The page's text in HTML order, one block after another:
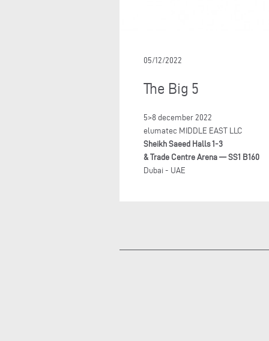
05/12/2022
The Big 5
5>8 december 2022
elumatec MIDDLE EAST LLC
Sheikh Saeed Halls 1-3
& Trade Centre Arena — SS1 B160
Dubai - UAE